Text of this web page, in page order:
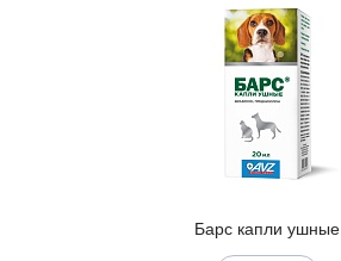
Барс капли ушные